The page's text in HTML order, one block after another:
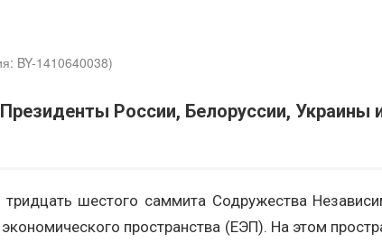
BY-1410640038)
России, Белоруссии, Украины
шестого саммита Содружества
пространства (ЕЭП). На этом